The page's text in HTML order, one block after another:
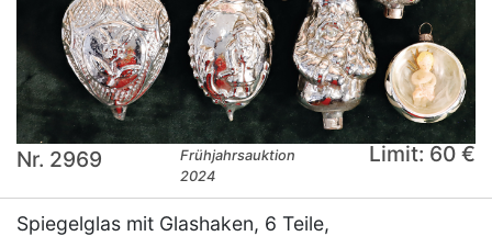
Nr. 2969
Frühjahrsauktion
2024
Limit: 60 €
Spiegelglas mit Glashaken, 6 Teile,